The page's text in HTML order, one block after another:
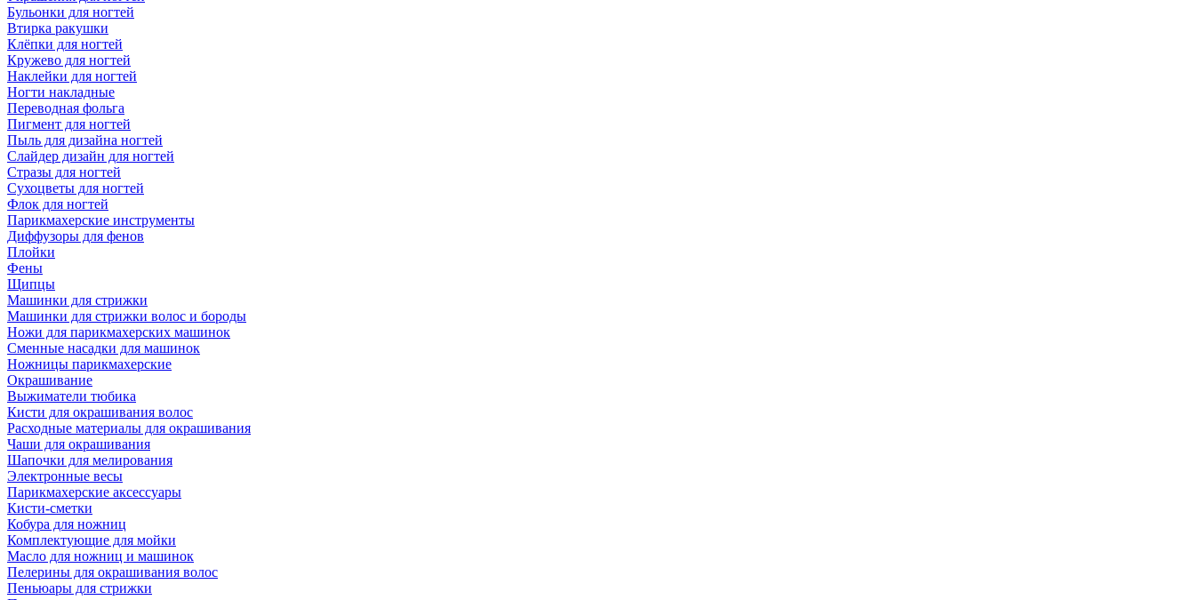
Бульонки для ногтей
Втирка ракушки
Клёпки для ногтей
Кружево для ногтей
Наклейки для ногтей
Ногти накладные
Переводная фольга
Пигмент для ногтей
Пыль для дизайна ногтей
Слайдер дизайн для ногтей
Стразы для ногтей
Сухоцветы для ногтей
Флок для ногтей
Парикмахерские инструменты
Диффузоры для фенов
Плойки
Фены
Щипцы
Машинки для стрижки
Машинки для стрижки волос и бороды
Ножи для парикмахерских машинок
Сменные насадки для машинок
Ножницы парикмахерские
Окрашивание
Выжиматели тюбика
Кисти для окрашивания волос
Расходные материалы для окрашивания
Чаши для окрашивания
Шапочки для мелирования
Электронные весы
Парикмахерские аксессуары
Кисти-сметки
Кобура для ножниц
Комплектующие для мойки
Масло для ножниц и машинок
Пелерины для окрашивания волос
Пеньюары для стрижки